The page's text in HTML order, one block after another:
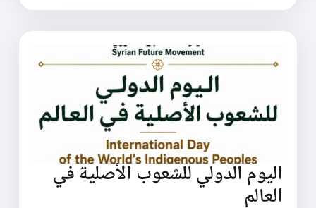
اليوم الدولي للشعوب الأصلية في
العالم